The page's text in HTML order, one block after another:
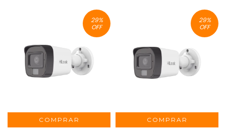
Bocina) / Soporta Micro SD
de 512 GB MOD: NKS422W0H
29%
OFF
29%
OFF